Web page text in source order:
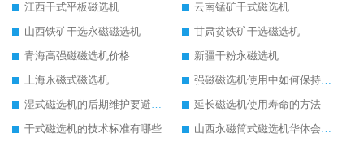
江西干式平板磁选机
云南锰矿干式磁选机
山西铁矿干选永磁磁选机
甘肃贫铁矿干选磁选机
青海高强磁磁选机价格
新疆干粉永磁选机
上海永磁式磁选机
强磁磁选机使用中如何保持其顺畅运行
湿式磁选机的后期维护要避开哪些坑
延长磁选机使用寿命的方法
干式磁选机的技术标准有哪些
山西永磁筒式磁选机华体会手机网页版-华体会(中国)